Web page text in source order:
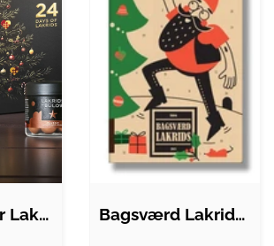
Julekalender Lakrids by Bülow | Inkl.… Bagsværd Lakrids - Julekalender 2026